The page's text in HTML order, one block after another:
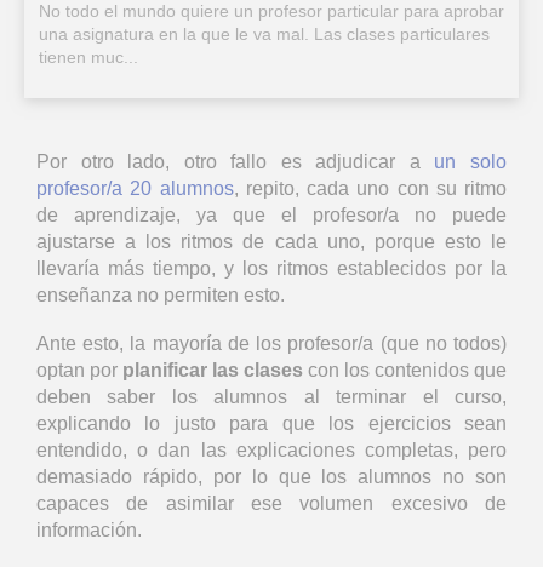
No todo el mundo quiere un profesor particular para aprobar
una asignatura en la que le va mal. Las clases particulares
tienen muc...
Por otro lado, otro fallo es adjudicar a un solo
profesor/a 20 alumnos, repito, cada uno con su ritmo
de aprendizaje, ya que el profesor/a no puede
ajustarse a los ritmos de cada uno, porque esto le
llevaría más tiempo, y los ritmos establecidos por la
enseñanza no permiten esto.
Ante esto, la mayoría de los profesor/a (que no todos)
optan por planificar las clases con los contenidos que
deben saber los alumnos al terminar el curso,
explicando lo justo para que los ejercicios sean
entendido, o dan las explicaciones completas, pero
demasiado rápido, por lo que los alumnos no son
capaces de asimilar ese volumen excesivo de
información.